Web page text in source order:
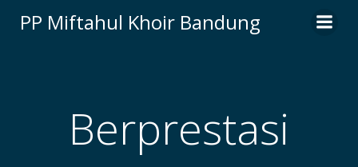
to
PP Miftahul Khoir Bandung
Berprestasi